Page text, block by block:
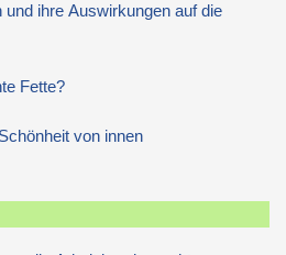
ihre Auswirkungen auf die
Fette?
von innen